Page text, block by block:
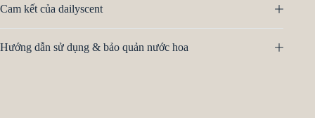
Cam kết của dailyscent
Hướng dẫn sử dụng & bảo quản nước hoa